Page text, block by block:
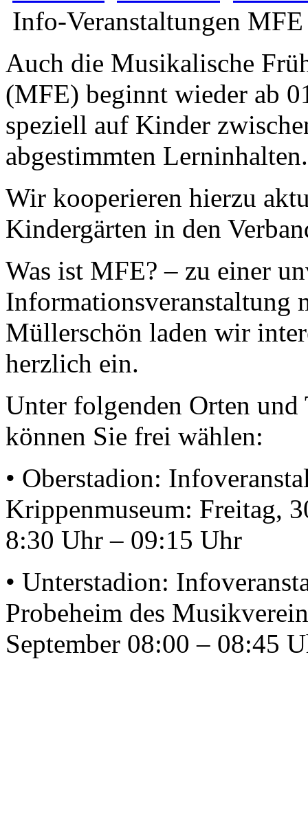
Info-Veranstaltungen MFE
Auch die Musikalische
(MFE) beginnt wieder ab
speziell auf Kinder
abgestimmten Lerninhalten.
Wir kooperieren hierzu
Kindergärten in den
Was ist MFE? – zu einer
Informationsveranstaltung
Müllerschön laden wir
herzlich ein.
Unter folgenden Orten und
können Sie frei wählen:
• Oberstadion:
Krippenmuseum: Freitag,
8:30 Uhr – 09:15 Uhr
• Unterstadion:
Probeheim des
September 08:00 – 08:45